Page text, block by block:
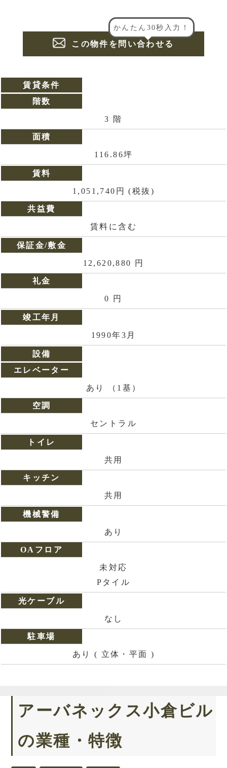
かんたん30秒入力！
この物件を問い合わせる
賃貸条件
階数
3 階
面積
116.86坪
賃料
1,051,740円 (税抜)
共益費
賃料に含む
保証金/敷金
12,620,880 円
礼金
0 円
竣工年月
1990年3月
設備
エレベーター
あり （1基）
空調
セントラル
トイレ
共用
キッチン
共用
機械警備
あり
OAフロア
未対応
Pタイル
光ケーブル
なし
駐車場
あり ( 立体・平面 )
アーバネックス小倉ビル
の業種・特徴